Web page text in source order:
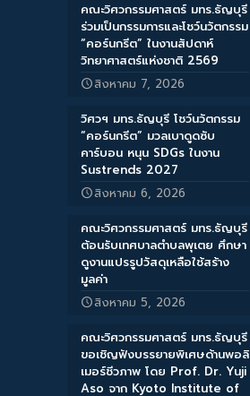
คณะวิศวกรรมศาสตร์ มทร.ธัญบุรี
ร่วมเป็นกรรมการและโชว์นวัตกรรม
“คอร์นกรีต” ในงานสัปดาห์
วิทยาศาสตร์แห่งชาติ 2569
สิงหาคม 7, 2026
วิศวฯ มทร.ธัญบุรี โชว์นวัตกรรม
“คอร์นกรีต” มวลเบาดูดซับ
คาร์บอน หนุน SDGs ในงาน
Sustrends 2027
สิงหาคม 6, 2026
คณะวิศวกรรมศาสตร์ มทร.ธัญบุรี
ต้อนรับเทศบาลตำบลพุเตย ศึกษา
ดูงานแปรรูปวัสดุเหลือใช้สร้าง
มูลค่า
สิงหาคม 5, 2026
คณะวิศวกรรมศาสตร์ มทร.ธัญบุรี
ขอเชิญฟังบรรยายพิเศษด้านพอลิ
เมอร์ชีวภาพ โดย Prof. Dr. Yuji
Aso จาก Kyoto Institute of